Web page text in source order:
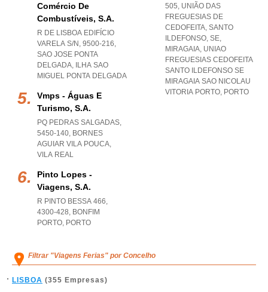
Comércio De
Combustíveis, S.a.
R DE LISBOA EDIFÍCIO
VARELA S/N, 9500-216,
SAO JOSE PONTA
DELGADA, ILHA SAO
MIGUEL PONTA DELGADA
Vmps - Águas E
Turismo, S.a.
PQ PEDRAS SALGADAS,
5450-140, BORNES
AGUIAR VILA POUCA,
VILA REAL
Pinto Lopes -
Viagens, S.a.
R PINTO BESSA 466,
4300-428, BONFIM
PORTO, PORTO
505, UNIÃO DAS
FREGUESIAS DE
CEDOFEITA, SANTO
ILDEFONSO, SE,
MIRAGAIA, UNIAO
FREGUESIAS CEDOFEITA
SANTO ILDEFONSO SE
MIRAGAIA SAO NICOLAU
VITORIA PORTO, PORTO
Filtrar "Viagens Ferias" por Concelho
LISBOA (355 Empresas)